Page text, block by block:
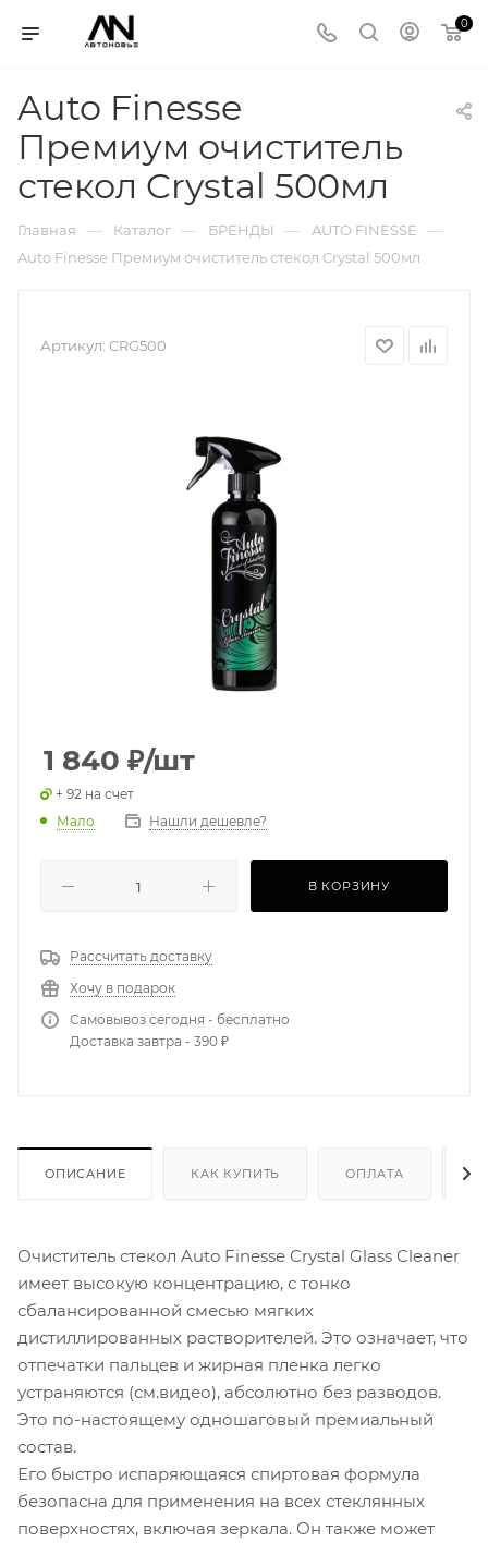
0
Auto Finesse
Премиум очиститель
стекол Crystal 500мл
Главная — Каталог — БРЕНДЫ — AUTO FINESSE —
Auto Finesse Премиум очиститель стекол Crystal 500мл
Артикул: CRG500
1 840 ₽/шт
+ 92 на счет
Мало
Нашли дешевле?
В КОРЗИНУ
Рассчитать доставку
Хочу в подарок
Самовывоз сегодня - бесплатно
Доставка завтра - 390 ₽
ОПИСАНИЕ КАК КУПИТЬ ОПЛАТА
Очиститель стекол Auto Finesse Crystal Glass Cleaner
имеет высокую концентрацию, с тонко
сбалансированной смесью мягких
дистиллированных растворителей. Это означает, что
отпечатки пальцев и жирная пленка легко
устраняются (см.видео), абсолютно без разводов.
Это по-настоящему одношаговый премиальный
состав.
Его быстро испаряющаяся спиртовая формула
безопасна для применения на всех стеклянных
поверхностях, включая зеркала. Он также может